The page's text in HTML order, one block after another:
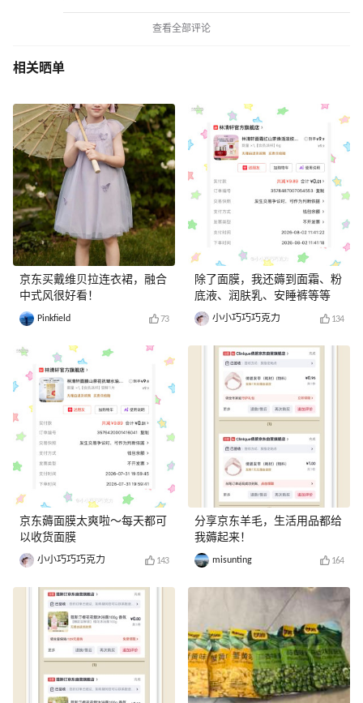
查看全部评论
相关晒单
京东买戴维贝拉连衣裙，融合
中式风很好看！
Pinkfield 73
京东薅面膜太爽啦～每天都可
以收货面膜
小小巧巧巧克力 143
除了面膜，我还薅到面霜、粉
底液、润肤乳、安睡裤等等
小小巧巧巧克力 134
分享京东羊毛，生活用品都给
我薅起来！
misunting 164